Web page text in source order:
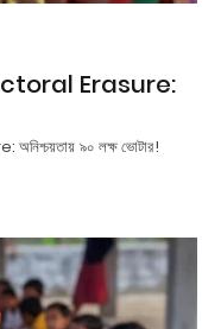
Erasure:
৯০ লক্ষ ভোটার!